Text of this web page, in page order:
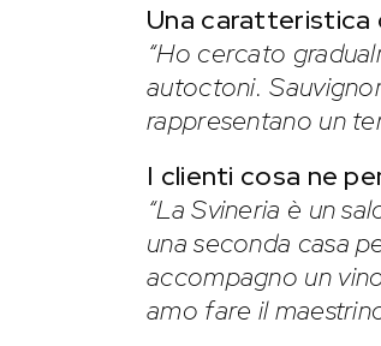
Una caratteristica
“Ho cercato
autoctoni.
rappresentano un
I clienti cosa ne
“La Svineria è un
una seconda casa
accompagno un
amo fare il